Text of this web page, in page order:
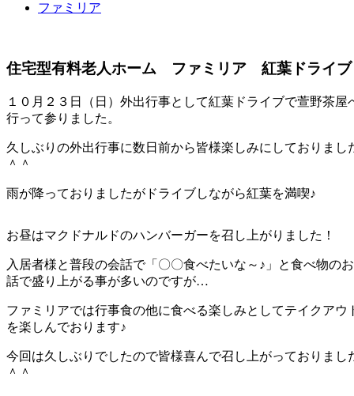
ファミリア
住宅型有料老人ホーム ファミリア 紅葉ドライブ
１０月２３日（日）外出行事として紅葉ドライブで萱野茶屋
行って参りました。
久しぶりの外出行事に数日前から皆様楽しみにしておりまし
＾＾
雨が降っておりましたがドライブしながら紅葉を満喫♪
お昼はマクドナルドのハンバーガーを召し上がりました！
入居者様と普段の会話で「〇〇食べたいな～♪」と食べ物のお
話で盛り上がる事が多いのですが…
ファミリアでは行事食の他に食べる楽しみとしてテイクアウ
を楽しんでおります♪
今回は久しぶりでしたので皆様喜んで召し上がっておりまし
＾＾